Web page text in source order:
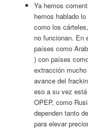
Ya hemos
hemos hablado
como los
no funcionan. En
países como
) con países
extracción
avance del
eso a su vez
OPEP, como
dependen tanto
para elevar